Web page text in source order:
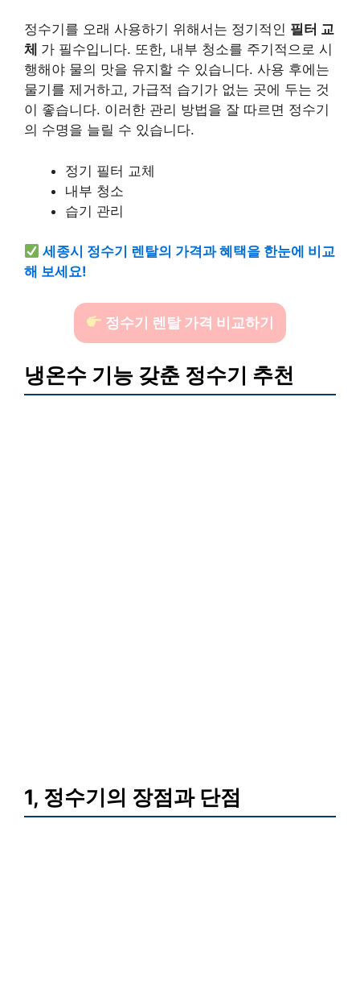
정수기를 오래 사용하기 위해서는 정기적인 필터 교
체 가 필수입니다. 또한, 내부 청소를 주기적으로 시
행해야 물의 맛을 유지할 수 있습니다. 사용 후에는
물기를 제거하고, 가급적 습기가 없는 곳에 두는 것
이 좋습니다. 이러한 관리 방법을 잘 따르면 정수기
의 수명을 늘릴 수 있습니다.
정기 필터 교체
내부 청소
습기 관리
세종시 정수기 렌탈의 가격과 혜택을 한눈에 비교
해 보세요!
정수기 렌탈 가격 비교하기
냉온수 기능 갖춘 정수기 추천
1, 정수기의 장점과 단점